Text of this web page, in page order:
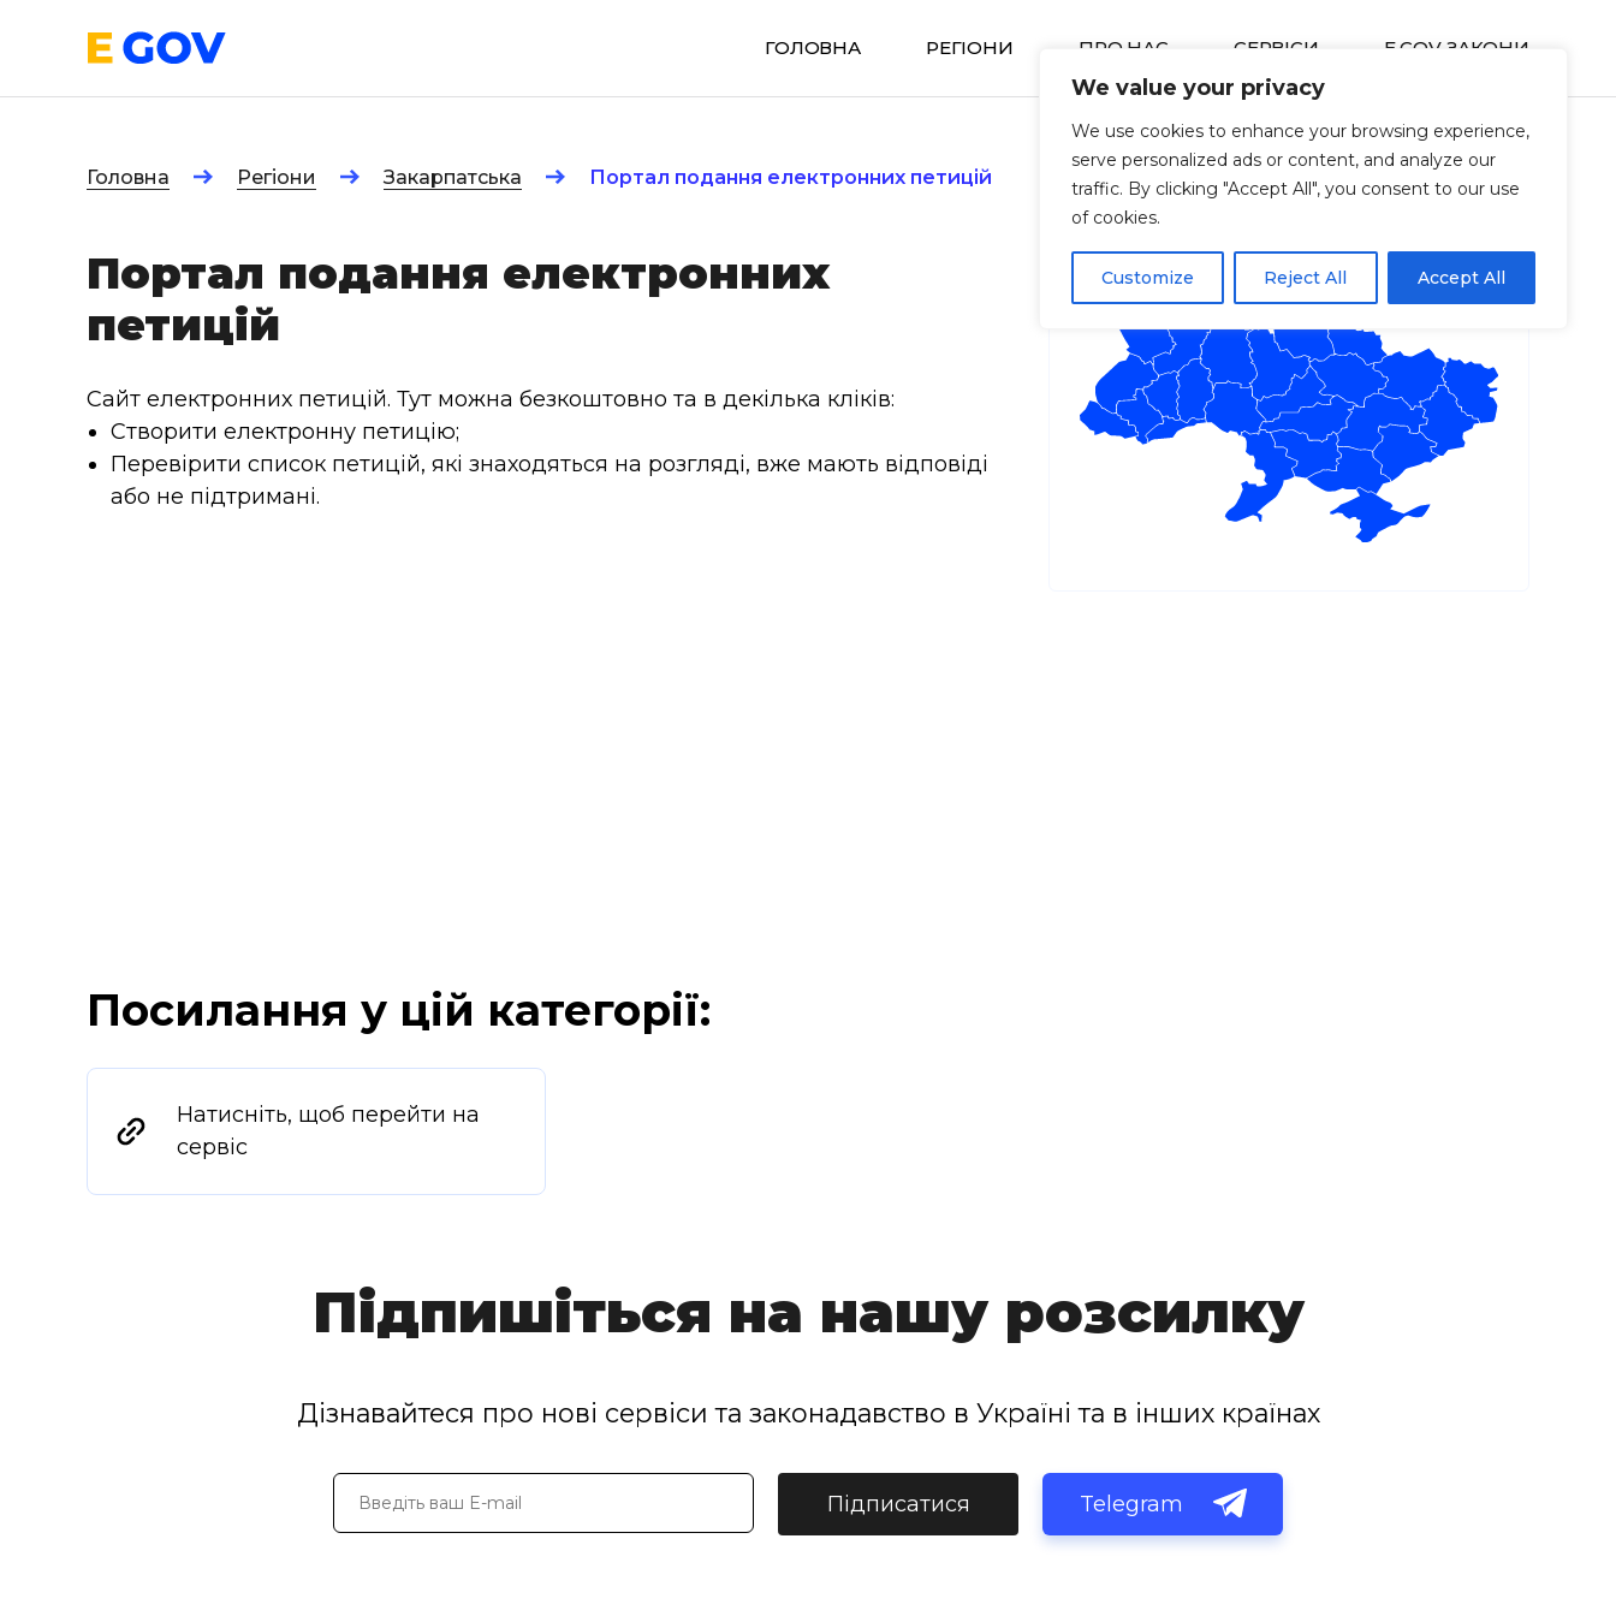
We value your privacy
We use cookies to enhance your browsing experience,
serve personalized ads or content, and analyze our
traffic. By clicking "Accept All", you consent to our use
of cookies.
Customize Reject All Accept All
ГОЛОВНА РЕГIОНИ ПРО НАС СЕРВIСИ E GOV ЗАКОНИ
Головна Регіони Закарпатська Портал подання електронних петицій
Портал подання електронних
петицій
Сайт електронних петицій. Тут можна безкоштовно та в декілька кліків:
Створити електронну петицію;
Перевірити список петицій, які знаходяться на розгляді, вже мають відповіді
або не підтримані.
Посилання у цій категорії:
Натисніть, щоб перейти на
сервіс
Підпишіться на нашу розсилку
Дізнавайтеся про нові сервіси та законадавство в Україні та в інших країнах
Підписатися Telegram